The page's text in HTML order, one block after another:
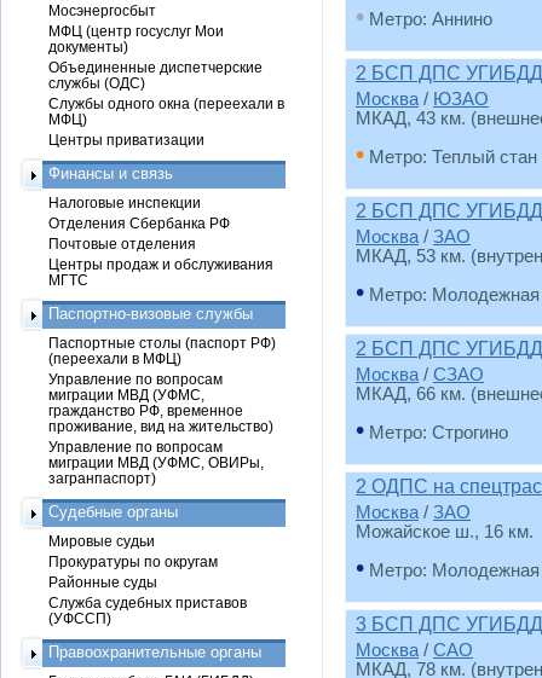
• Метро: Аннино
2 БСП ДПС
Москва / ЮЗАО
МКАД, 43 км.
• Метро: Теплый стан
2 БСП ДПС
Москва / ЗАО
МКАД, 53 км.
• Метро: Молодежная
2 БСП ДПС
Москва / СЗАО
МКАД, 66 км.
• Метро: Строгино
2 ОДПС на
Москва / ЗАО
Можайское ш., 16 км.
• Метро: Молодежная
3 БСП ДПС
Москва / САО
МКАД, 78 км.
Мосэнергосбыт
МФЦ (центр госуслуг Мои
документы)
Объединенные диспетчерские
службы (ОДС)
Службы одного окна (переехали в
МФЦ)
Центры приватизации
Финансы и связь
Налоговые инспекции
Отделения Сбербанка РФ
Почтовые отделения
Центры продаж и обслуживания
МГТС
Паспортно-визовые службы
Паспортные столы (паспорт РФ)
(переехали в МФЦ)
Управление по вопросам
миграции МВД (УФМС,
гражданство РФ, временное
проживание, вид на жительство)
Управление по вопросам
миграции МВД (УФМС, ОВИРы,
загранпаспорт)
Судебные органы
Мировые судьи
Прокуратуры по округам
Районные суды
Служба судебных приставов
(УФССП)
Правоохранительные органы